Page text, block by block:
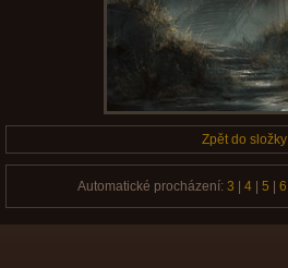
Zpět do složky
Automatické procházení: 3 4| 5 6